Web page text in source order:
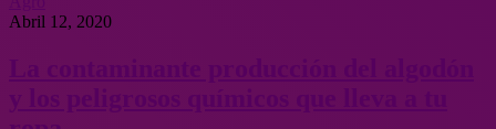
Abril 12, 2020